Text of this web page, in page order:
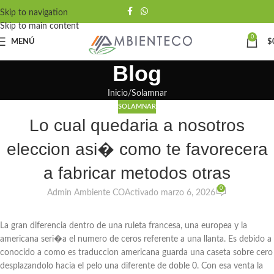
Skip to navigation
Skip to main content
MENÚ
0
$
Blog
Inicio Solamnar
SOLAMNAR
Lo cual quedaria a nosotros
eleccion asi� como te favorecera
a fabricar metodos otras
Admin Ambiente COActivado marzo 6, 2026
0
La gran diferencia dentro de una ruleta francesa, una europea y la
americana seri�a el numero de ceros referente a una llanta. Es debido a
conocido a como es traduccion americana guarda una caseta sobre cero
desplazandolo hacia el pelo una diferente de doble 0. Con esa venta la